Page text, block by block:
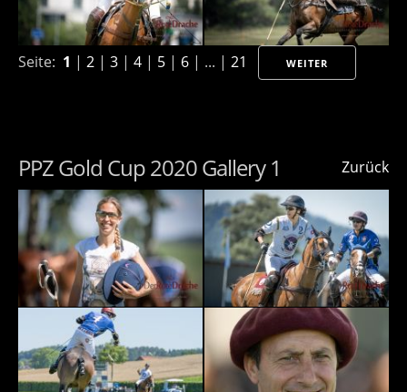
Seite: 1 | 2 | 3 | 4 | 5 | 6 | ... | 21 WEITER
Zurück
PPZ Gold Cup 2020 Gallery 1